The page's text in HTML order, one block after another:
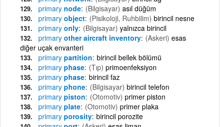
primary node (Bilgisayar) asıl düğüm
primary object (Pisikoloji, Ruhbilim) birincil nesne
primary only (Bilgisayar) yalnızca birincil
primary other aircraft inventory (Askeri) esas
diğer uçak envanteri
primary partition birincil bellek bölümü
primary phase (Tıp) primoenfeksiyon
primary phase birincil faz
primary phone (Bilgisayar) birincil telefon
primary piston (Otomotiv) primer piston
primary plate (Otomotiv) primer plaka
primary porosity birincil porozite